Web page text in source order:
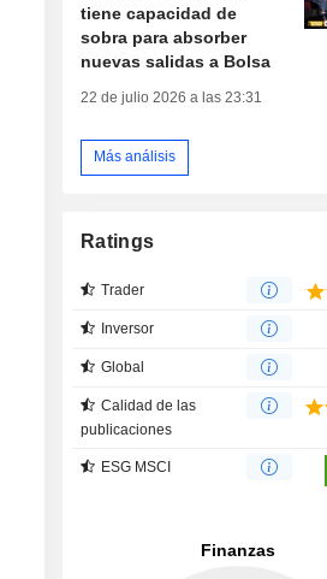
tiene capacidad de
sobra para absorber
nuevas salidas a Bolsa
22 de julio 2026 a las 23:31
Más análisis
Ratings
Trader
Inversor
Global
Calidad de las
publicaciones
ESG MSCI